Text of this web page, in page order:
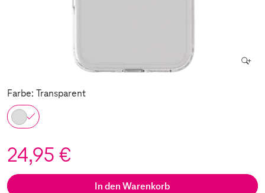
Farbe: Transparent
24,95 €
In den Warenkorb